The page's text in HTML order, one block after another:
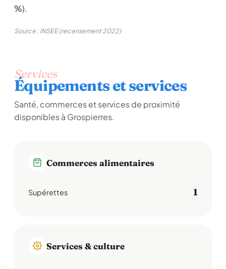
%).
Source : INSEE (recensement 2022)
Services
Équipements et services
Santé, commerces et services de proximité
disponibles à Grospierres.
Commerces alimentaires
Supérettes 1
Services & culture